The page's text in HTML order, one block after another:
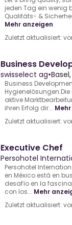
jeden Tag ein wenig
Qualitäts- &
Mehr anzeigen
Zuletzt aktualisiert:
Business
swisselect ag•
Business
aktive
ihren Erfolg dir...
Zuletzt aktualisiert:
Executive Chef
Persohotel
Persohotel
en México está en
desafío en la
con los... Mehr
Zuletzt aktualisiert: